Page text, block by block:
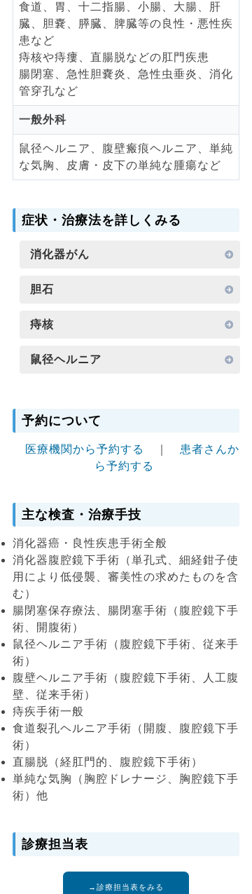
食道、胃、十二指腸、小腸、大腸、肝
臓、胆嚢、膵臓、脾臓等の良性・悪性疾
患など
痔核や痔瘻、直腸脱などの肛門疾患
腸閉塞、急性胆嚢炎、急性虫垂炎、消化
管穿孔など
一般外科
鼠径ヘルニア、腹壁瘢痕ヘルニア、単純
な気胸、皮膚・皮下の単純な腫瘍など
症状・治療法を詳しくみる
消化器がん
胆石
痔核
鼠径ヘルニア
予約について
医療機関から予約する
患者さんか
ら予約する
主な検査・治療手技
消化器癌・良性疾患手術全般
消化器腹腔鏡下手術（単孔式、細経鉗子使
用により低侵襲、審美性の求めたものを含
む）
腸閉塞保存療法、腸閉塞手術（腹腔鏡下手
術、開腹術）
鼠径ヘルニア手術（腹腔鏡下手術、従来手
術）
腹壁ヘルニア手術（腹腔鏡下手術、人工腹
壁、従来手術）
痔疾手術一般
食道裂孔ヘルニア手術（開腹、腹腔鏡下手
術）
直腸脱（経肛門的、腹腔鏡下手術）
単純な気胸（胸腔ドレナージ、胸腔鏡下手
術）他
診療担当表
→診療担当表をみる